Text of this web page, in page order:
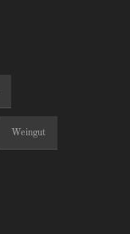
Weingut